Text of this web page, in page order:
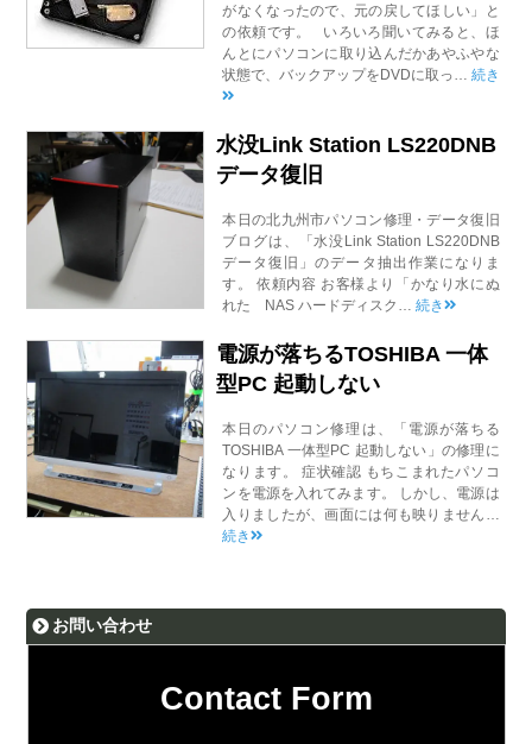
がなくなったので、元の戻してほしい」と
の依頼です。 いろいろ聞いてみると、ほ
んとにパソコンに取り込んだかあやふやな
状態で、バックアップをDVDに取っ… 続き
水没Link Station LS220DNB
データ復旧
本日の北九州市パソコン修理・データ復旧
ブログは、「水没Link Station LS220DNB
データ復旧」のデータ抽出作業になりま
す。 依頼内容 お客様より「かなり水にぬ
れた NAS ハードディスク…続き
電源が落ちるTOSHIBA 一体
型PC 起動しない
本日のパソコン修理は、「電源が落ちる
TOSHIBA 一体型PC 起動しない」の修理に
なります。 症状確認 もちこまれたパソコ
ンを電源を入れてみます。 しかし、電源は
入りましたが、画面には何も映りません…
続き
お問い合わせ
Contact Form